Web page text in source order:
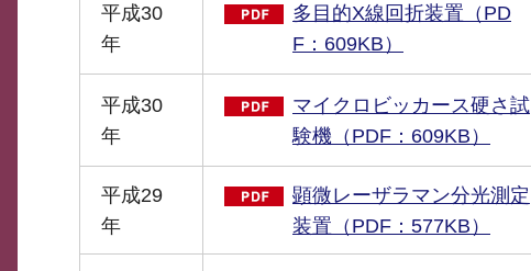
平成30
年
多目的X線回折装置（PD
F：609KB）
平成30
年
マイクロビッカース硬さ試
験機（PDF：609KB）
平成29
年
顕微レーザラマン分光測定
装置（PDF：577KB）